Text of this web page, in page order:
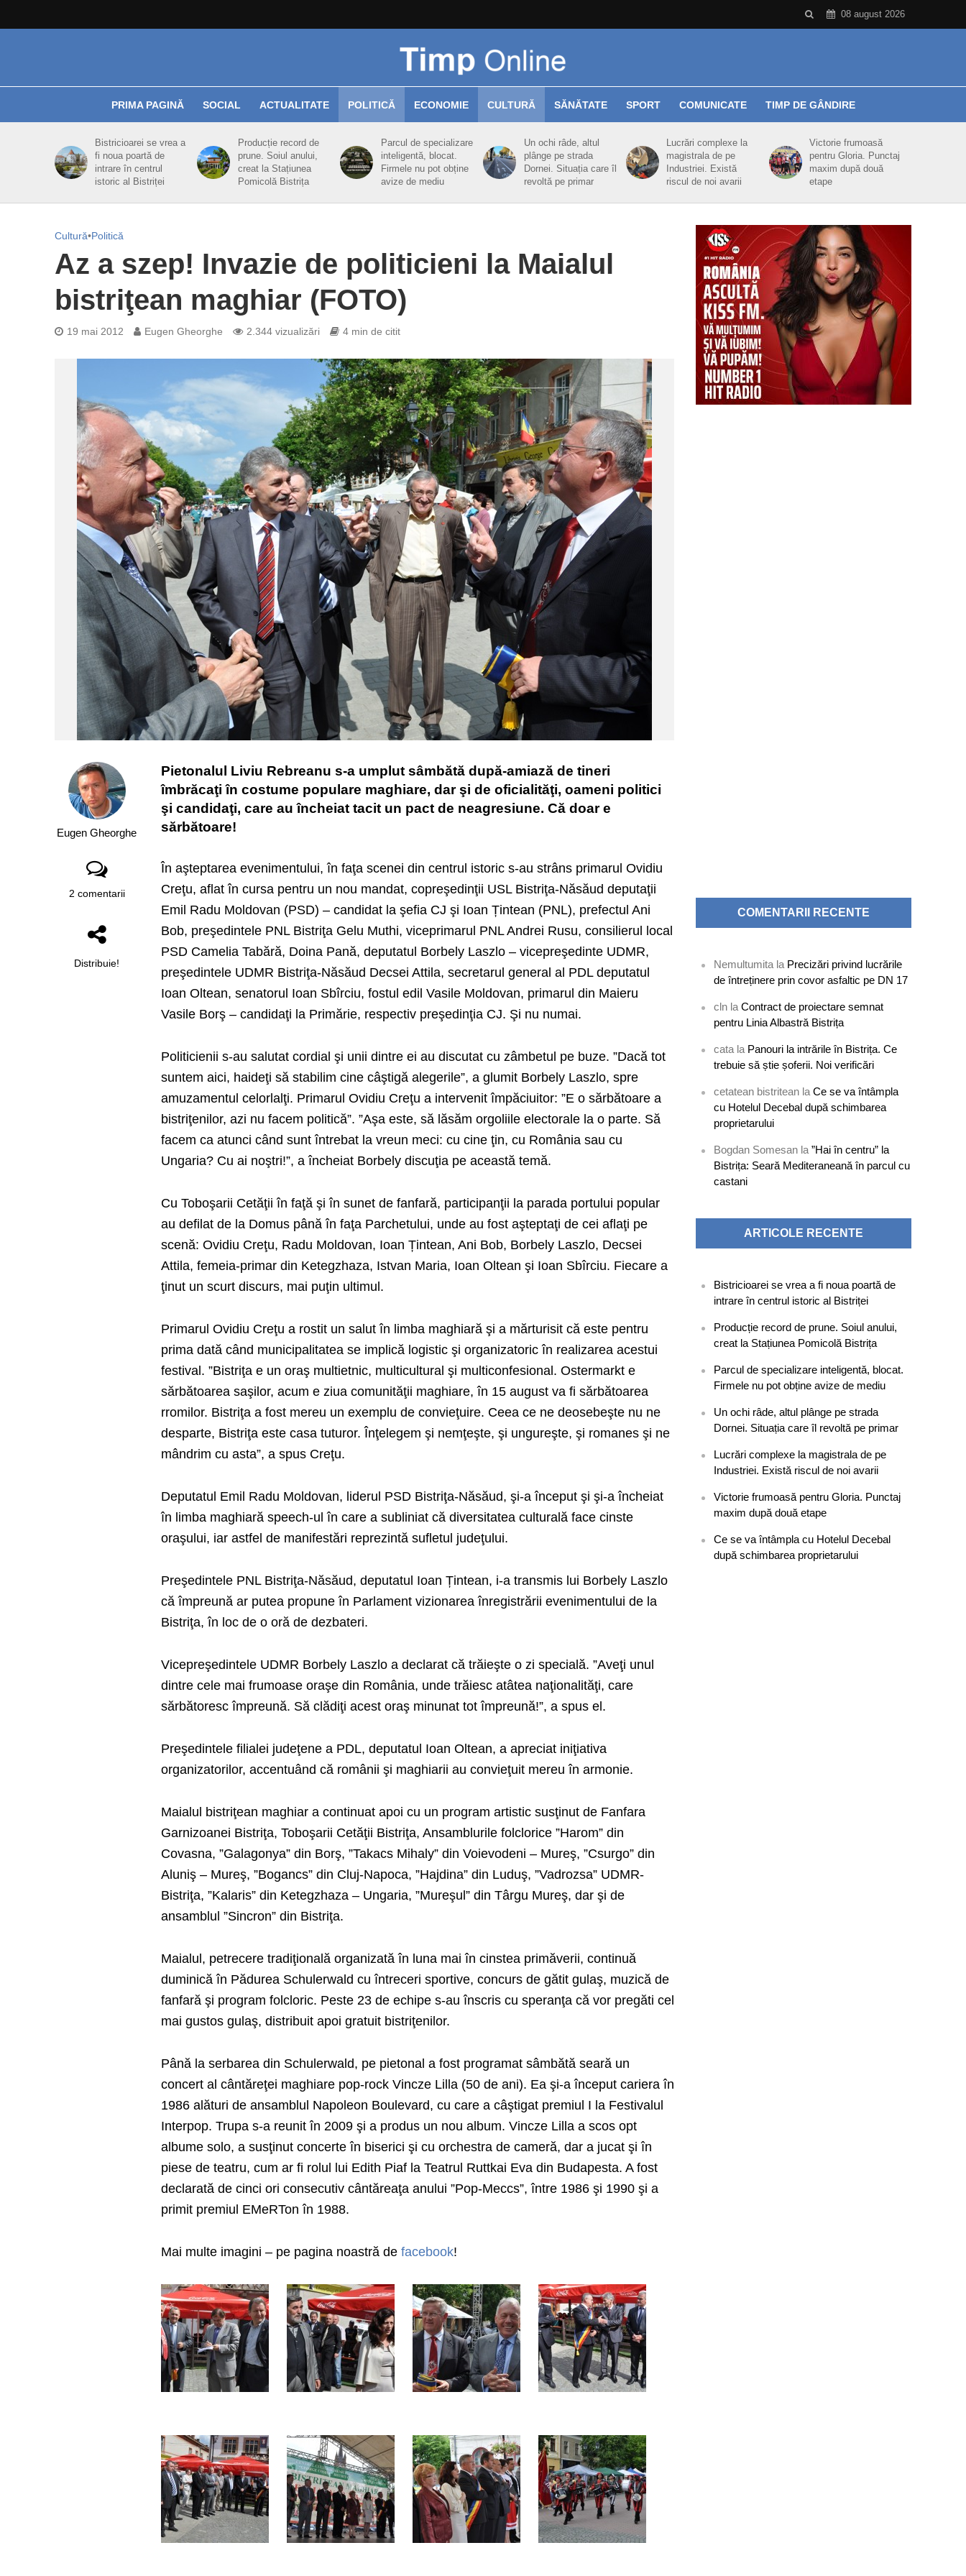
08 august 2026
PRIMA PAGINĂ SOCIAL ACTUALITATE POLITICĂ ECONOMIE CULTURĂ SĂNĂTATE SPORT COMUNICATE TIMP DE GÂNDIRE
Bistricioarei se vrea a
fi noua poartă de
intrare în centrul
istoric al Bistriței
Producție record de
prune. Soiul anului,
creat la Stațiunea
Pomicolă Bistrița
Parcul de specializare
inteligentă, blocat.
Firmele nu pot obține
avize de mediu
Un ochi râde, altul
plânge pe strada
Dornei. Situația care îl
revoltă pe primar
Lucrări complexe la
magistrala de pe
Industriei. Există
riscul de noi avarii
Victorie frumoasă
pentru Gloria. Punctaj
maxim după două
etape
Cultură•Politică
Az a szep! Invazie de politicieni la Maialul
bistriţean maghiar (FOTO)
19 mai 2012 Eugen Gheorghe 2.344 vizualizări 4 min de citit
Eugen Gheorghe
2 comentarii
Distribuie!
Pietonalul Liviu Rebreanu s-a umplut sâmbătă după-amiază de tineri
îmbrăcaţi în costume populare maghiare, dar şi de oficialităţi, oameni politici
şi candidaţi, care au încheiat tacit un pact de neagresiune. Că doar e
sărbătoare!
În aşteptarea evenimentului, în faţa scenei din centrul istoric s-au strâns primarul Ovidiu
Creţu, aflat în cursa pentru un nou mandat, copreşedinţii USL Bistriţa-Năsăud deputaţii
Emil Radu Moldovan (PSD) – candidat la şefia CJ şi Ioan Țintean (PNL), prefectul Ani
Bob, preşedintele PNL Bistriţa Gelu Muthi, viceprimarul PNL Andrei Rusu, consilierul local
PSD Camelia Tabără, Doina Pană, deputatul Borbely Laszlo – vicepreşedinte UDMR,
preşedintele UDMR Bistriţa-Năsăud Decsei Attila, secretarul general al PDL deputatul
Ioan Oltean, senatorul Ioan Sbîrciu, fostul edil Vasile Moldovan, primarul din Maieru
Vasile Borş – candidaţi la Primărie, respectiv preşedinţia CJ. Şi nu numai.
Politicienii s-au salutat cordial şi unii dintre ei au discutat cu zâmbetul pe buze. ”Dacă tot
suntem aici, haideţi să stabilim cine câştigă alegerile”, a glumit Borbely Laszlo, spre
amuzamentul celorlalţi. Primarul Ovidiu Creţu a intervenit împăciuitor: ”E o sărbătoare a
bistriţenilor, azi nu facem politică”. ”Aşa este, să lăsăm orgoliile electorale la o parte. Să
facem ca atunci când sunt întrebat la vreun meci: cu cine ţin, cu România sau cu
Ungaria? Cu ai noştri!”, a încheiat Borbely discuţia pe această temă.
Cu Toboşarii Cetăţii în faţă şi în sunet de fanfară, participanţii la parada portului popular
au defilat de la Domus până în faţa Parchetului, unde au fost aşteptaţi de cei aflaţi pe
scenă: Ovidiu Creţu, Radu Moldovan, Ioan Țintean, Ani Bob, Borbely Laszlo, Decsei
Attila, femeia-primar din Ketegzhaza, Istvan Maria, Ioan Oltean şi Ioan Sbîrciu. Fiecare a
ţinut un scurt discurs, mai puţin ultimul.
Primarul Ovidiu Creţu a rostit un salut în limba maghiară şi a mărturisit că este pentru
prima dată când municipalitatea se implică logistic şi organizatoric în realizarea acestui
festival. ”Bistriţa e un oraş multietnic, multicultural şi multiconfesional. Ostermarkt e
sărbătoarea saşilor, acum e ziua comunităţii maghiare, în 15 august va fi sărbătoarea
rromilor. Bistriţa a fost mereu un exemplu de convieţuire. Ceea ce ne deosebeşte nu ne
desparte, Bistriţa este casa tuturor. Înţelegem şi nemţeşte, şi ungureşte, şi romanes şi ne
mândrim cu asta”, a spus Creţu.
Deputatul Emil Radu Moldovan, liderul PSD Bistriţa-Năsăud, şi-a început şi şi-a încheiat
în limba maghiară speech-ul în care a subliniat că diversitatea culturală face cinste
oraşului, iar astfel de manifestări reprezintă sufletul judeţului.
Preşedintele PNL Bistriţa-Năsăud, deputatul Ioan Țintean, i-a transmis lui Borbely Laszlo
că împreună ar putea propune în Parlament vizionarea înregistrării evenimentului de la
Bistriţa, în loc de o oră de dezbateri.
Vicepreşedintele UDMR Borbely Laszlo a declarat că trăieşte o zi specială. ”Aveţi unul
dintre cele mai frumoase oraşe din România, unde trăiesc atâtea naţionalităţi, care
sărbătoresc împreună. Să clădiţi acest oraş minunat tot împreună!”, a spus el.
Preşedintele filialei judeţene a PDL, deputatul Ioan Oltean, a apreciat iniţiativa
organizatorilor, accentuând că românii şi maghiarii au convieţuit mereu în armonie.
Maialul bistriţean maghiar a continuat apoi cu un program artistic susţinut de Fanfara
Garnizoanei Bistriţa, Toboşarii Cetăţii Bistriţa, Ansamblurile folclorice ”Harom” din
Covasna, ”Galagonya” din Borş, ”Takacs Mihaly” din Voievodeni – Mureş, ”Csurgo” din
Aluniş – Mureş, ”Bogancs” din Cluj-Napoca, ”Hajdina” din Luduş, ”Vadrozsa” UDMR-
Bistriţa, ”Kalaris” din Ketegzhaza – Ungaria, ”Mureşul” din Târgu Mureş, dar şi de
ansamblul ”Sincron” din Bistriţa.
Maialul, petrecere tradiţională organizată în luna mai în cinstea primăverii, continuă
duminică în Pădurea Schulerwald cu întreceri sportive, concurs de gătit gulaş, muzică de
fanfară şi program folcloric. Peste 23 de echipe s-au înscris cu speranţa că vor pregăti cel
mai gustos gulaş, distribuit apoi gratuit bistriţenilor.
Până la serbarea din Schulerwald, pe pietonal a fost programat sâmbătă seară un
concert al cântăreţei maghiare pop-rock Vincze Lilla (50 de ani). Ea şi-a început cariera în
1986 alături de ansamblul Napoleon Boulevard, cu care a câştigat premiul I la Festivalul
Interpop. Trupa s-a reunit în 2009 şi a produs un nou album. Vincze Lilla a scos opt
albume solo, a susţinut concerte în biserici şi cu orchestra de cameră, dar a jucat şi în
piese de teatru, cum ar fi rolul lui Edith Piaf la Teatrul Ruttkai Eva din Budapesta. A fost
declarată de cinci ori consecutiv cântăreaţa anului ”Pop-Meccs”, între 1986 şi 1990 şi a
primit premiul EMeRTon în 1988.
Mai multe imagini – pe pagina noastră defacebook!
COMENTARII RECENTE
Nemultumita la Precizări privind lucrările
de întreținere prin covor asfaltic pe DN 17
cln laContract de proiectare semnat
pentru Linia Albastră Bistrița
cata la Panouri la intrările în Bistrița. Ce
trebuie să știe șoferii. Noi verificări
cetatean bistritean laCe se va întâmpla
cu Hotelul Decebal după schimbarea
proprietarului
Bogdan Somesan la”Hai în centru” la
Bistrița: Seară Mediteraneană în parcul cu
castani
ARTICOLE RECENTE
Bistricioarei se vrea a fi noua poartă de
intrare în centrul istoric al Bistriței
Producție record de prune. Soiul anului,
creat la Stațiunea Pomicolă Bistrița
Parcul de specializare inteligentă, blocat.
Firmele nu pot obține avize de mediu
Un ochi râde, altul plânge pe strada
Dornei. Situația care îl revoltă pe primar
Lucrări complexe la magistrala de pe
Industriei. Există riscul de noi avarii
Victorie frumoasă pentru Gloria. Punctaj
maxim după două etape
Ce se va întâmpla cu Hotelul Decebal
după schimbarea proprietarului